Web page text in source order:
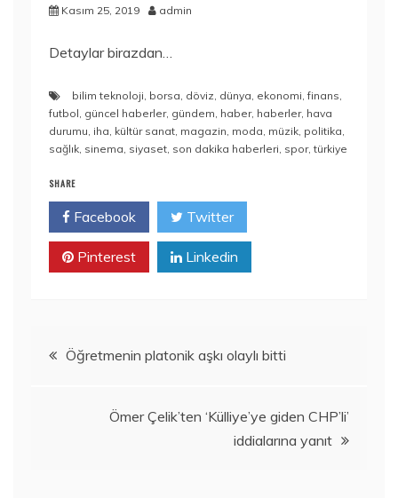
Kasım 25, 2019 admin
Detaylar birazdan…
bilim teknoloji, borsa, döviz, dünya, ekonomi,finans,
futbol, güncel haberler, gündem, haber, haberler, hava
durumu, iha, kültür sanat, magazin, moda, müzik, politika,
sağlık, sinema, siyaset, son dakika haberleri, spor,türkiye
SHARE
Facebook Twitter
Pinterest Linkedin
YazıÖğretmenin platonik aşkı olaylı bitti
Ömer Çelik’ten ‘Külliye’ye giden CHP’li’
iddialarına yanıt